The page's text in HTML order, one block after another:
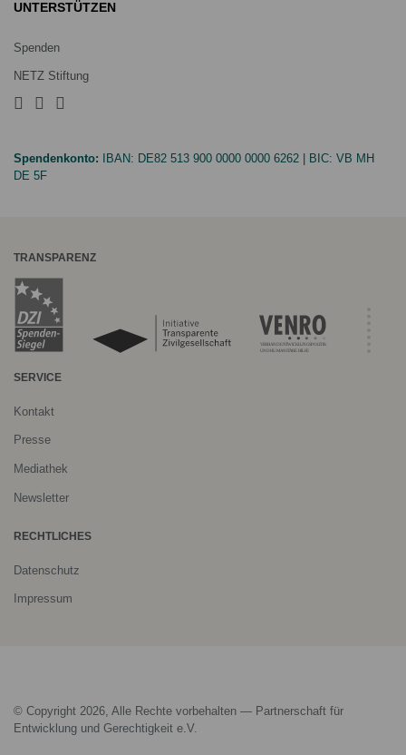
UNTERSTÜTZEN
Spenden
NETZ Stiftung
Spendenkonto: IBAN: DE82 513 900 0000 0000 6262 | BIC: VB MH
DE 5F
TRANSPARENZ
SERVICE
Kontakt
Presse
Mediathek
Newsletter
RECHTLICHES
Datenschutz
Impressum
© Copyright 2026, Alle Rechte vorbehalten — Partnerschaft für
Entwicklung und Gerechtigkeit e.V.